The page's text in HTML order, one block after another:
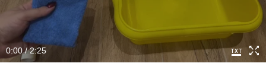
0:00 / 2:25